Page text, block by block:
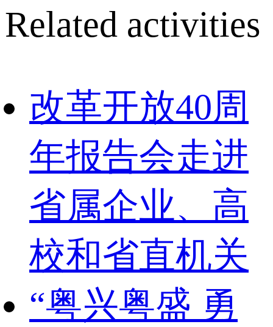
Related activities
改革开放40周
年报告会走进
省属企业、高
校和省直机关
“粤兴粤盛 勇